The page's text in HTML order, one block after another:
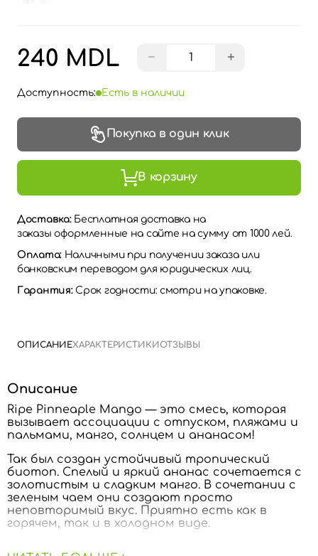
240 MDL − +
Доступность: Есть в наличии
Покупка в один клик
В корзину
Доставка: Бесплатная доставка на
заказы оформленные на сайте на сумму от 1000 лей.
Оплата: Наличными при получении заказа или
банковским переводом для юридических лиц.
Гарантия:Срок годности: смотри на упаковке.
ОПИСАНИЕХАРАКТЕРИСТИКИОТЗЫВЫ
Описание
Ripe Pinneaple Mango — это смесь, которая
вызывает ассоциации с отпуском, пляжами и
пальмами, манго, солнцем и ананасом!
Так был создан устойчивый тропический
биотоп. Спелый и яркий ананас сочетается с
золотистым и сладким манго. В сочетании с
зеленым чаем они создают просто
неповторимый вкус. Приятно есть как в
горячем, так и в холодном виде.